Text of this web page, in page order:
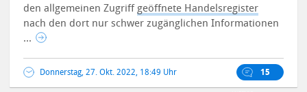
den allgemeinen Zugriff geöffnete Handelsregister
nach den dort nur schwer zugänglichen Informationen
...
Donnerstag, 27. Okt. 2022, 18:49 Uhr 15